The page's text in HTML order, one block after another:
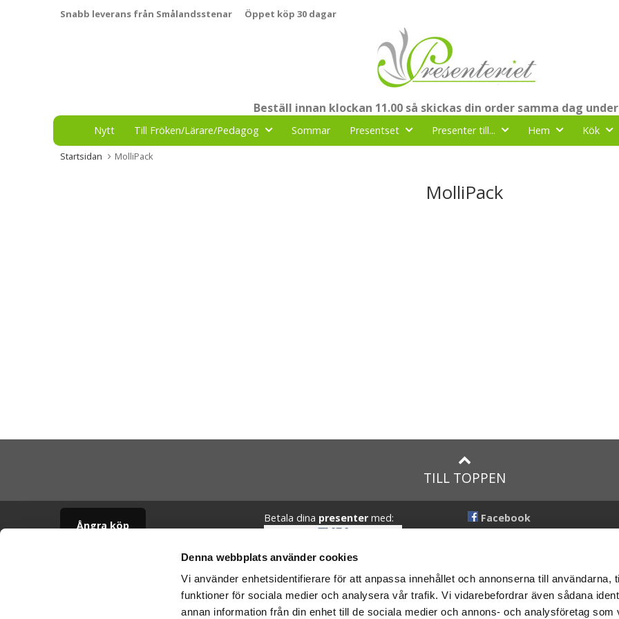
Denna webbplats använder cookies
Vi använder enhetsidentifierare för att anpassa innehållet och annonserna till användarna,
funktioner för sociala medier och analysera vår trafik. Vi vidarebefordrar även sådana
annan information från din enhet till de sociala medier och annons- och analysföretag som
Snabb leverans från Smålandsstenar Öppet köp 30 dagar
Beställ innan klockan 11.00 så skickas din order samma dag
Nytt Till Fröken/Lärare/Pedagog Sommar Presentset Presenter till... Hem Kök
Startsidan MolliPack
MolliPack
TILL TOPPEN
Ångra köp
Betala dina presenter med:
Vi skickarpresentermed Posten och
Schenker:
Facebook